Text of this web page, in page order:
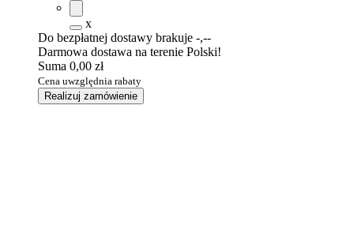
x
Do bezpłatnej dostawy brakuje -,--
Darmowa dostawa na terenie Polski!
Suma 0,00 zł
Cena uwzględnia rabaty
Realizuj zamówienie